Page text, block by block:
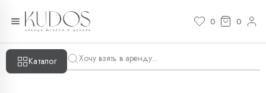
0 0
Каталог